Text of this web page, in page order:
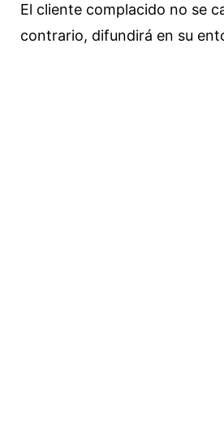
El cliente complacido no se
contrario, difundirá en su